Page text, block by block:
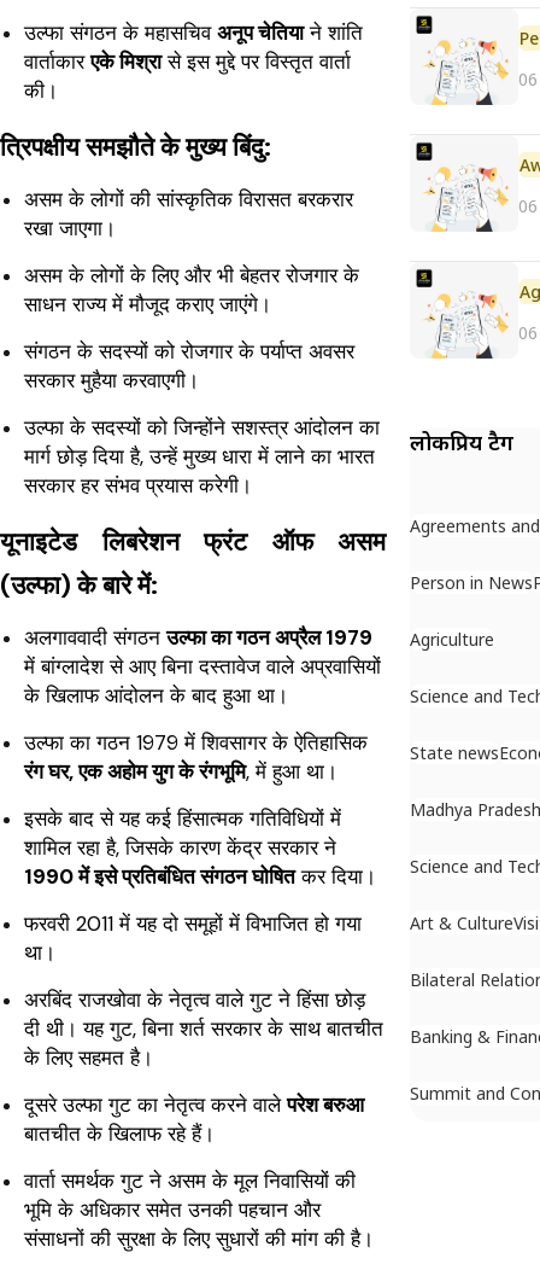
उल्फा संगठन के महासचिवअनूप चेतियाने शांति
वार्ताकारएके मिश्रासे इस मुद्दे पर विस्तृत वार्ता
की।
त्रिपक्षीय समझौते के मुख्य बिंदु:
असम के लोगों की सांस्कृतिक विरासत बरकरार
रखा जाएगा।
असम के लोगों के लिए और भी बेहतर रोजगार के
साधन राज्य में मौजूद कराए जाएंगे।
संगठन के सदस्यों को रोजगार के पर्याप्त अवसर
सरकार मुहैया करवाएगी।
उल्फा के सदस्यों को जिन्होंने सशस्त्र आंदोलन का
मार्ग छोड़ दिया है, उन्हें मुख्य धारा में लाने का भारत
सरकार हर संभव प्रयास करेगी।
यूनाइटेड लिबरेशन फ्रंट ऑफ असम
(उल्फा) के बारे में:
अलगाववादी संगठनउल्फा का गठन अप्रैल 1979
में बांग्लादेश से आए बिना दस्तावेज वाले अप्रवासियों
के खिलाफ आंदोलन के बाद हुआ था।
उल्फा का गठन 1979 में शिवसागर के ऐतिहासिक
रंग घर, एक अहोम युग के रंगभूमि, में हुआ था।
इसके बाद से यह कई हिंसात्मक गतिविधियों में
शामिल रहा है, जिसके कारण केंद्र सरकार ने
1990 में इसे प्रतिबंधित संगठन घोषितकर दिया।
फरवरी 2011 में यह दो समूहों में विभाजित हो गया
था।
अरबिंद राजखोवा के नेतृत्व वाले गुट ने हिंसा छोड़
दी थी। यह गुट, बिना शर्त सरकार के साथ बातचीत
के लिए सहमत है।
दूसरे उल्फा गुट का नेतृत्व करने वालेपरेश बरुआ
बातचीत के खिलाफ रहे हैं।
वार्ता समर्थक गुट ने असम के मूल निवासियों की
भूमि के अधिकार समेत उनकी पहचान और
संसाधनों की सुरक्षा के लिए सुधारों की मांग की है।
लोकप्रिय टैग
Agreements
Person in News
Agriculture
Science and
State news
Madhya Pradesh
Science and
Art & Culture
Bilateral
Banking &
Summit and